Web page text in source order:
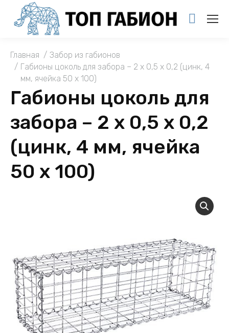
You are here:
Главная
Забор из габионов
Габионы цоколь для забора – 2 х 0,5 х 0,2 (цинк, 4
мм, ячейка 50 х 100)
Габионы цоколь для
забора – 2 х 0,5 х 0,2
(цинк, 4 мм, ячейка
50 х 100)